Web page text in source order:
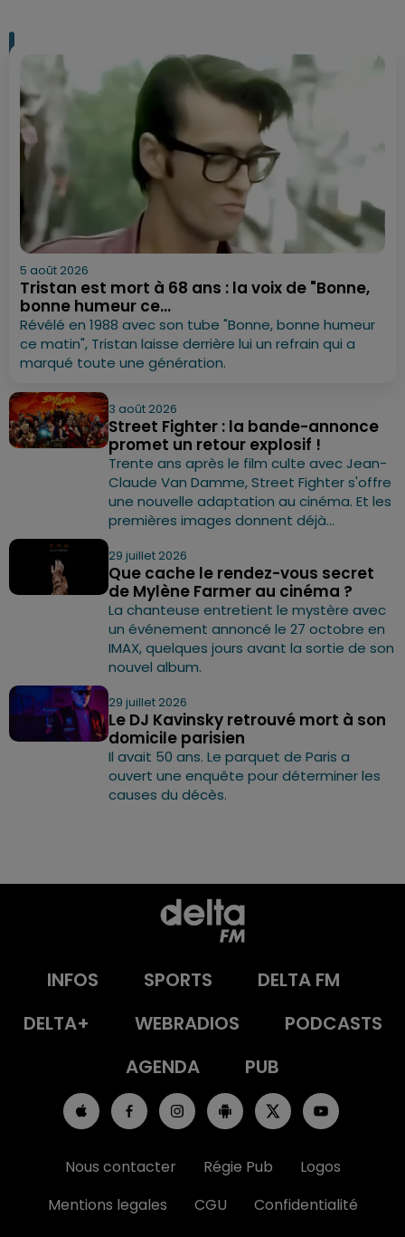
5 août 2026
Tristan est mort à 68 ans : la voix de "Bonne,
bonne humeur ce...
Révélé en 1988 avec son tube "Bonne, bonne humeur
ce matin", Tristan laisse derrière lui un refrain qui a
marqué toute une génération.
3 août 2026
Street Fighter : la bande-annonce
promet un retour explosif !
Trente ans après le film culte avec Jean-
Claude Van Damme, Street Fighter s'offre
une nouvelle adaptation au cinéma. Et les
premières images donnent déjà...
29 juillet 2026
Que cache le rendez-vous secret
de Mylène Farmer au cinéma ?
La chanteuse entretient le mystère avec
un événement annoncé le 27 octobre en
IMAX, quelques jours avant la sortie de son
nouvel album.
29 juillet 2026
Le DJ Kavinsky retrouvé mort à son
domicile parisien
Il avait 50 ans. Le parquet de Paris a
ouvert une enquête pour déterminer les
causes du décès.
INFOS SPORTS
DELTA FM
DELTA+
WEBRADIOS
PODCASTS
AGENDA
PUB
Nous contacter Régie Pub
Logos
Mentions legales
CGU
Confidentialité